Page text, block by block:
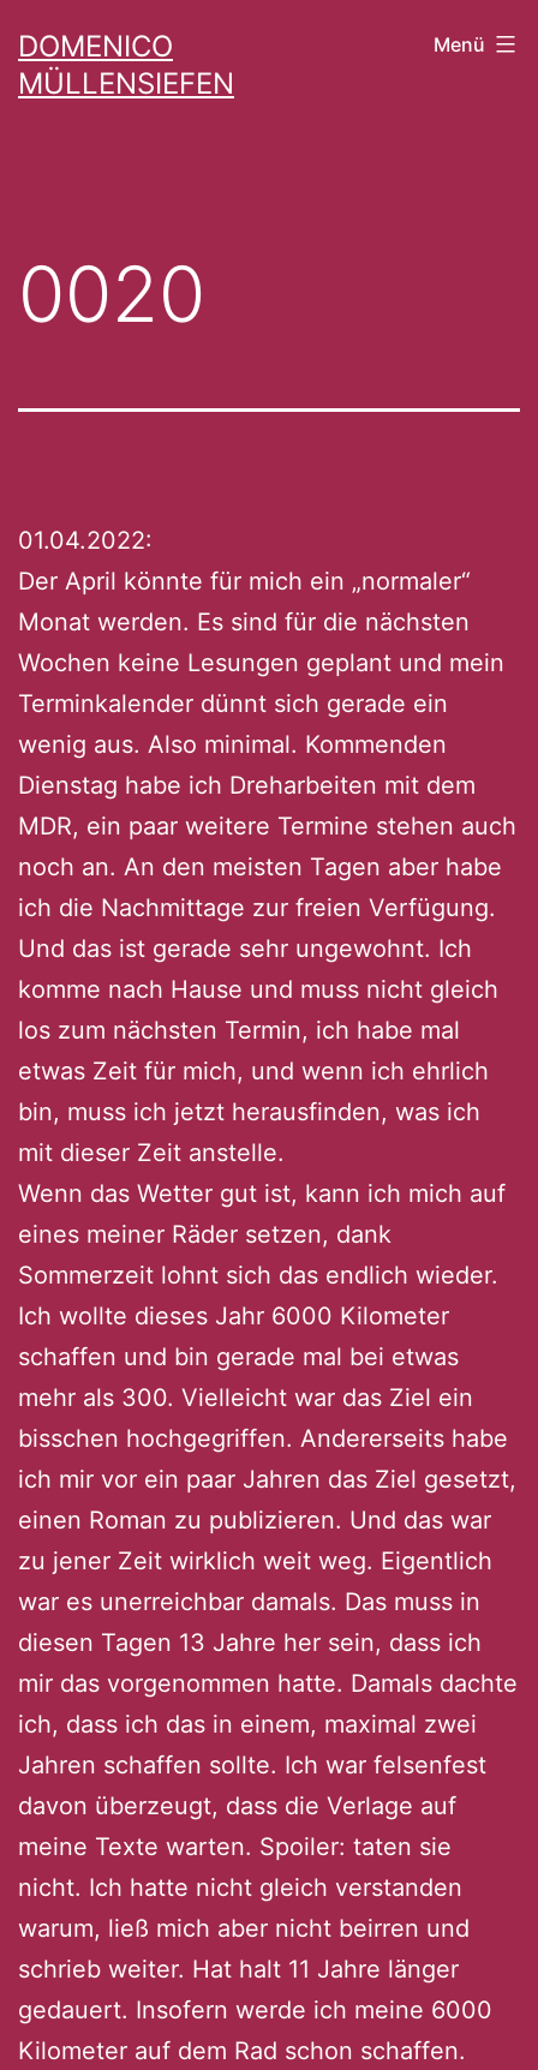
Inhalt
springen
DOMENICO
MÜLLENSIEFEN
Menü
0020
01.04.2022:
Der April könnte für mich ein „normaler“
Monat werden. Es sind für die nächsten
Wochen keine Lesungen geplant und mein
Terminkalender dünnt sich gerade ein
wenig aus. Also minimal. Kommenden
Dienstag habe ich Dreharbeiten mit dem
MDR, ein paar weitere Termine stehen auch
noch an. An den meisten Tagen aber habe
ich die Nachmittage zur freien Verfügung.
Und das ist gerade sehr ungewohnt. Ich
komme nach Hause und muss nicht gleich
los zum nächsten Termin, ich habe mal
etwas Zeit für mich, und wenn ich ehrlich
bin, muss ich jetzt herausfinden, was ich
mit dieser Zeit anstelle.
Wenn das Wetter gut ist, kann ich mich auf
eines meiner Räder setzen, dank
Sommerzeit lohnt sich das endlich wieder.
Ich wollte dieses Jahr 6000 Kilometer
schaffen und bin gerade mal bei etwas
mehr als 300. Vielleicht war das Ziel ein
bisschen hochgegriffen. Andererseits habe
ich mir vor ein paar Jahren das Ziel gesetzt,
einen Roman zu publizieren. Und das war
zu jener Zeit wirklich weit weg. Eigentlich
war es unerreichbar damals. Das muss in
diesen Tagen 13 Jahre her sein, dass ich
mir das vorgenommen hatte. Damals dachte
ich, dass ich das in einem, maximal zwei
Jahren schaffen sollte. Ich war felsenfest
davon überzeugt, dass die Verlage auf
meine Texte warten. Spoiler: taten sie
nicht. Ich hatte nicht gleich verstanden
warum, ließ mich aber nicht beirren und
schrieb weiter. Hat halt 11 Jahre länger
gedauert. Insofern werde ich meine 6000
Kilometer auf dem Rad schon schaffen.